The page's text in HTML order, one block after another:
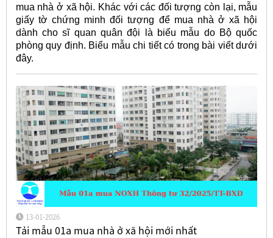
mua nhà ở xã hội. Khác với các đối tượng còn lại, mẫu
giấy tờ chứng minh đối tượng để mua nhà ở xã hội
dành cho sĩ quan quân đội là biểu mẫu do Bộ quốc
phòng quy định. Biểu mẫu chi tiết có trong bài viết dưới
đây.
13-01-2026
Tải mẫu 01a mua nhà ở xã hội mới nhất